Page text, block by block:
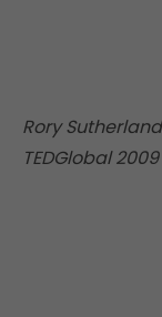
Rory
TEDGlobal 2009